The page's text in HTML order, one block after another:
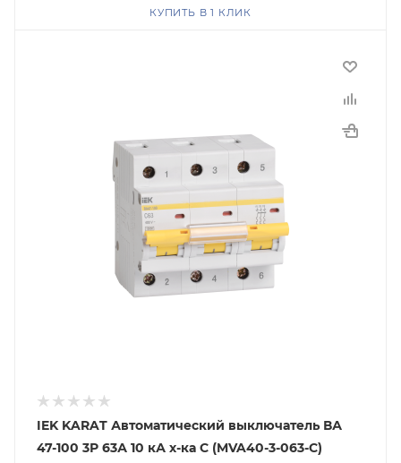
КУПИТЬ В 1 КЛИК
IEK KARAT Автоматический выключатель ВА
47-100 3Р 63А 10 кА х-ка С (MVA40-3-063-C)